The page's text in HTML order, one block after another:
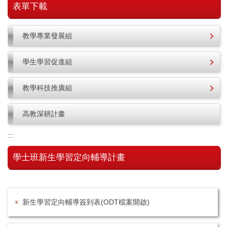
表單下載
教學專業發展組
學生學習促進組
教學科技推廣組
高教深耕計畫
:::
學士班新生學習定向輔導計畫
新生學習定向輔導簽到表(ODT檔案開啟)